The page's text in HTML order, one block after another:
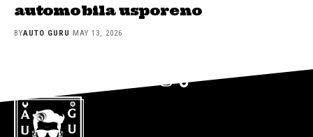
automobila usporeno
BYAUTO GURU MAY 13, 2026